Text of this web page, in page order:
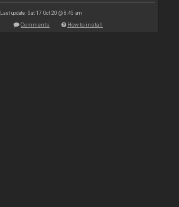
Last update: Sat 17 Oct 20 @ 8:45 am
Comments How to install